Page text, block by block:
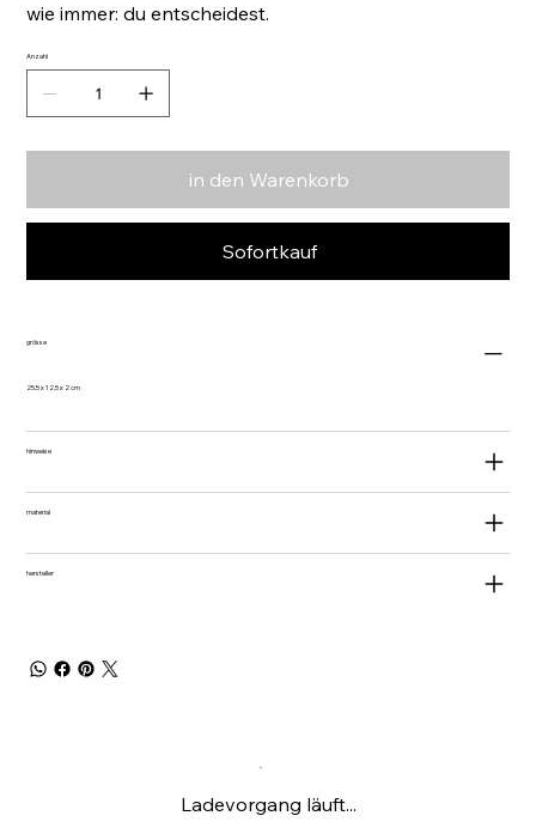
wie immer: du entscheidest.
Anzahl
in den Warenkorb
Sofortkauf
grösse
25.5 x 12.5 x 2 cm
hinweise
material
hersteller
Ladevorgang läuft...